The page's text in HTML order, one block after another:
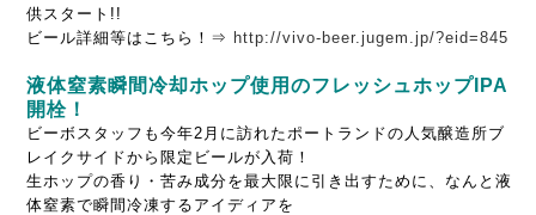
供スタート!!
ビール詳細等はこちら！⇒ http://vivo-beer.jugem.jp/?eid=845
液体窒素瞬間冷却ホップ使用のフレッシュホップIPA
開栓！
ビーボスタッフも今年2月に訪れたポートランドの人気醸造所ブ
レイクサイドから限定ビールが入荷！
生ホップの香り・苦み成分を最大限に引き出すために、なんと液
体窒素で瞬間冷凍するアイディアを